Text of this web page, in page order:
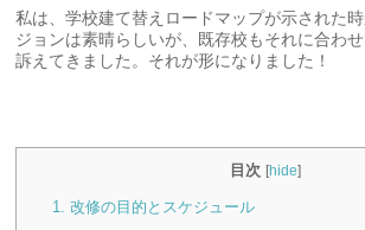
私は、学校建て替えロードマップが示された
ジョンは素晴らしいが、既存校もそれに合わ
訴えてきました。それが形になりました！
目次 [hide]
1. 改修の目的とスケジュール